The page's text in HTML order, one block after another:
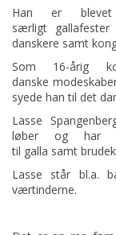
Han er
særligt gallafester
danskere samt
Som 16-årig
danske
syede han til det
Lasse
løber og har
til galla samt
Lasse står bl.a.
værtinderne.